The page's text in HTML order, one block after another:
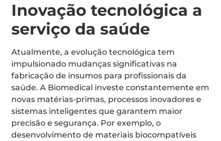
Inovação tecnológica a
serviço da saúde
Atualmente, a evolução tecnológica tem
impulsionado mudanças significativas na
fabricação de insumos para profissionais da
saúde. A Biomedical investe constantemente em
novas matérias-primas, processos inovadores e
sistemas inteligentes que garantem maior
precisão e segurança. Por exemplo, o
desenvolvimento de materiais biocompatíveis